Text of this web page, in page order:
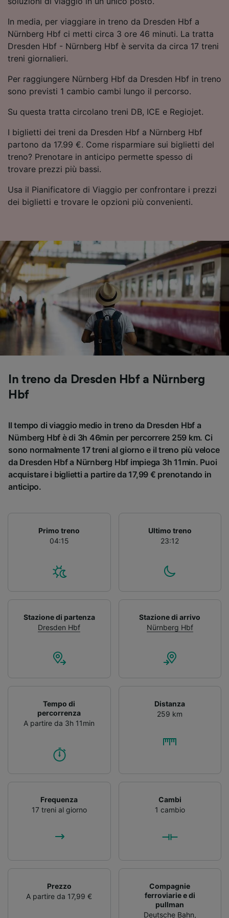
In media, per viaggiare in treno da Dresden Hbf a
Nürnberg Hbf ci metti circa 3 ore 46 minuti. La tratta
Dresden Hbf - Nürnberg Hbf è servita da circa 17 treni
treni giornalieri.
Per raggiungere Nürnberg Hbf da Dresden Hbf in treno
sono previsti 1 cambio cambi lungo il percorso.
Su questa tratta circolano treni DB, ICE e Regiojet.
I biglietti dei treni da Dresden Hbf a Nürnberg Hbf
partono da 17.99 €. Come risparmiare sui biglietti del
treno? Prenotare in anticipo permette spesso di
trovare prezzi più bassi.
Usa il Pianificatore di Viaggio per confrontare i prezzi
dei biglietti e trovare le opzioni più convenienti.
In treno da Dresden Hbf a Nürnberg
Hbf
Il tempo di viaggio medio in treno da Dresden Hbf a
Nürnberg Hbf è di 3h 46min per percorrere 259 km. Ci
sono normalmente 17 treni al giorno e il treno più veloce
da Dresden Hbf a Nürnberg Hbf impiega 3h 11min. Puoi
acquistare i biglietti a partire da 17,99 € prenotando in
anticipo.
Primo treno
04:15
Ultimo treno
23:12
Stazione di partenza
Dresden Hbf
Stazione di arrivo
Nürnberg Hbf
Tempo di
percorrenza
A partire da 3h 11min
Distanza
259 km
Frequenza
17 treni al giorno
Cambi
1 cambio
Prezzo
A partire da 17,99 €
Compagnie
ferroviarie e di
pullman
Deutsche Bahn,
Utilizzare dati di geolocalizzazione precisi.
Scansione attiva delle caratteristiche del
dispositivo ai fini dell’identificazione.
Archiviare informazioni su dispositivo e/o
accedervi. Pubblicità e contenuti
personalizzati, misurazione delle prestazioni
pubblico, sviluppo di servizi.